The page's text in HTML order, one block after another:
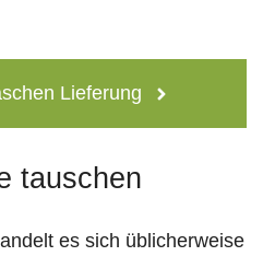
Lieferung
tauschen
es sich üblicherweise